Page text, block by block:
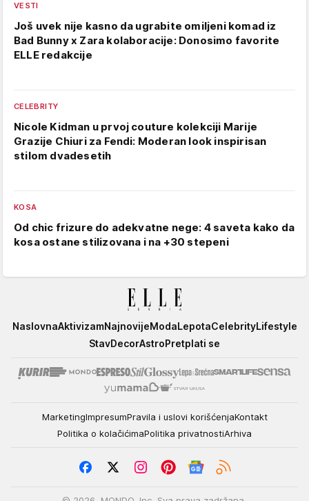
VESTI
Još uvek nije kasno da ugrabite omiljeni komad iz
Bad Bunny x Zara kolaboracije: Donosimo favorite
ELLE redakcije
CELEBRITY
Nicole Kidman u prvoj couture kolekciji Marije
Grazije Chiuri za Fendi: Moderan look inspirisan
stilom dvadesetih
KOSA
Od chic frizure do adekvatne nege: 4 saveta kako da
kosa ostane stilizovana i na +30 stepeni
Elle
NaslovnaAktivizamNajnovijeModaLepotaCelebrityLifestyle
StavDecorAstroPretplati se
MarketingImpresumPravila i uslovi korišćenjaKontakt
Politika o kolačićimaPolitika privatnostiArhiva